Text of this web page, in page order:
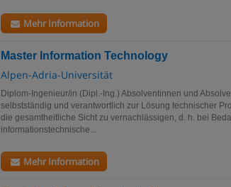
Mehr Information
Master Information Technology
Alpen-Adria-Universität
Diplom-Ingenieur/in (Dipl.-Ing.) Absolventinnen und
selbstständig und verantwortlich zur Lösung technischer
die gesamtheitliche Sicht zu vernachlässigen, d. h. bei
informationstechnische...
Mehr Information